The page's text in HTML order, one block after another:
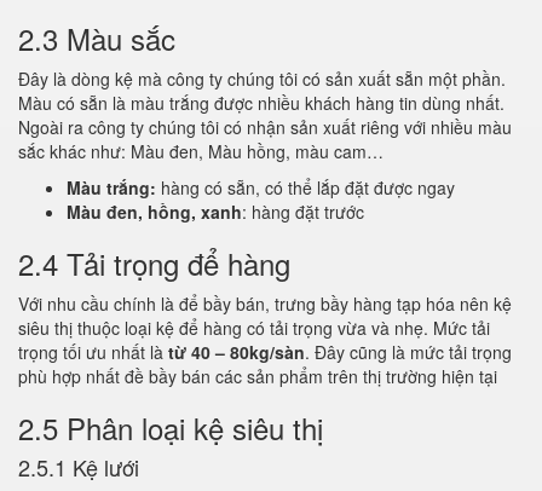
2.3 Màu sắc
Đây là dòng kệ mà công ty chúng tôi có sản xuất sẵn một phần.
Màu có sẵn là màu trắng được nhiều khách hàng tin dùng nhất.
Ngoài ra công ty chúng tôi có nhận sản xuất riêng với nhiều màu
sắc khác như: Màu đen, Màu hồng, màu cam…
Màu trắng: hàng có sẵn, có thể lắp đặt được ngay
Màu đen, hồng, xanh: hàng đặt trước
2.4 Tải trọng để hàng
Với nhu cầu chính là để bầy bán, trưng bầy hàng tạp hóa nên kệ
siêu thị thuộc loại kệ để hàng có tải trọng vừa và nhẹ. Mức tải
trọng tối ưu nhất là từ 40 – 80kg/sàn. Đây cũng là mức tải trọng
phù hợp nhất đề bầy bán các sản phẩm trên thị trường hiện tại
2.5 Phân loại kệ siêu thị
2.5.1 Kệ lưới